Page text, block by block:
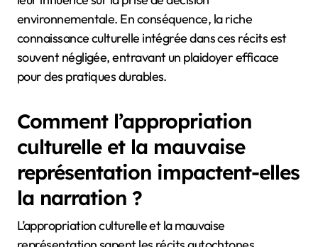
environnementale. En conséquence, la riche
connaissance culturelle intégrée dans ces récits est
souvent négligée, entravant un plaidoyer efficace
pour des pratiques durables.
Comment l’appropriation
culturelle et la mauvaise
représentation impactent-elles
la narration ?
L’appropriation culturelle et la mauvaise